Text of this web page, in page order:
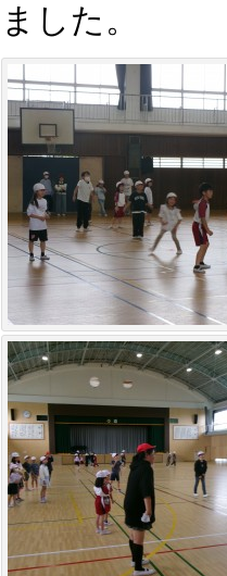
ました。